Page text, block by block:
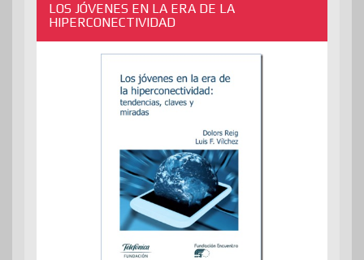
LOS JÓVENES EN LA ERA DE LA
HIPERCONECTIVIDAD